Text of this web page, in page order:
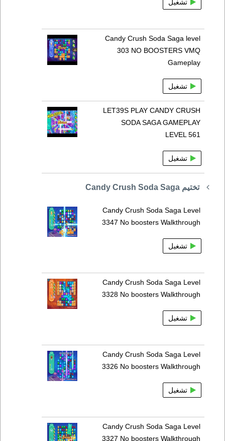
تشغيل
Candy Crush Soda Saga level
303 NO BOOSTERS VMQ
Gameplay
تشغيل
LET39S PLAY CANDY CRUSH
SODA SAGA GAMEPLAY
LEVEL 561
تشغيل
تختيم Candy Crush Soda Saga
Candy Crush Soda Saga Level
3347 No boosters Walkthrough
تشغيل
Candy Crush Soda Saga Level
3328 No boosters Walkthrough
تشغيل
Candy Crush Soda Saga Level
3326 No boosters Walkthrough
تشغيل
Candy Crush Soda Saga Level
3327 No boosters Walkthrough